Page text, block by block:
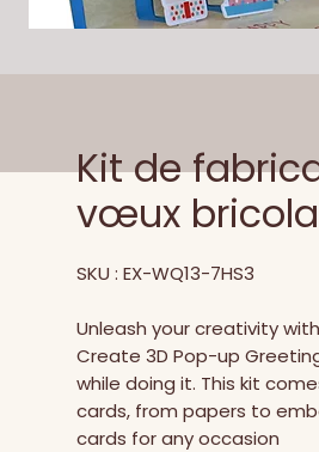
Kit de
vœux
SKU : EX-WQ13-7HS3
Unleash your creativity
Create 3D Pop-up
while doing it. This kit
cards, from papers to
cards for any occasion